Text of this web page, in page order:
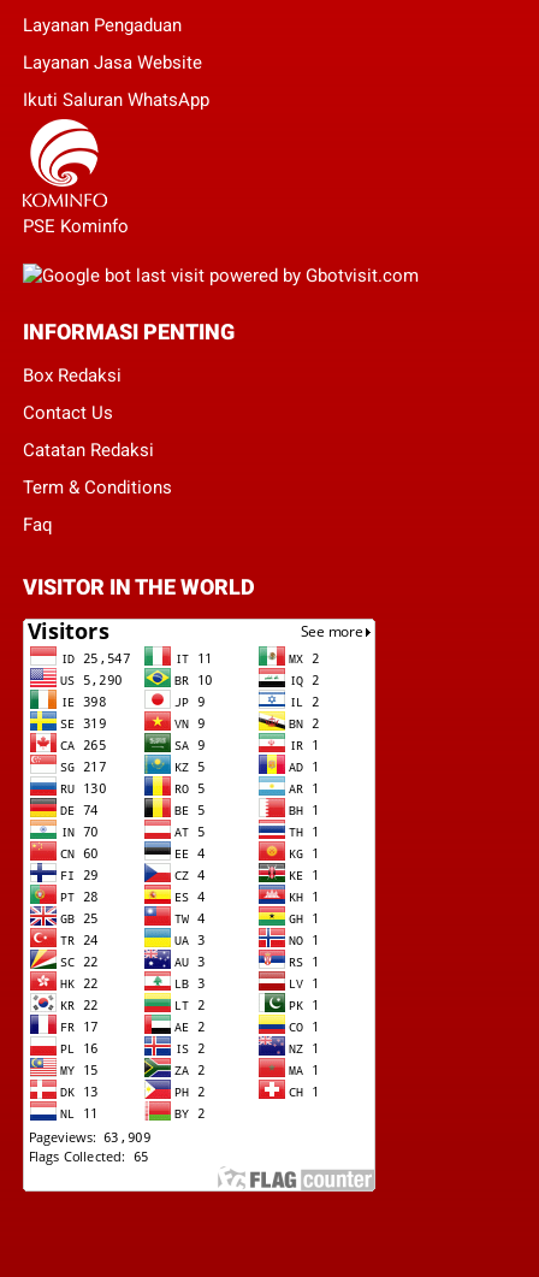
Layanan Pengaduan
Layanan Jasa Website
Ikuti Saluran WhatsApp
PSE Kominfo
INFORMASI PENTING
Box Redaksi
Contact Us
Catatan Redaksi
Term & Conditions
Faq
VISITOR IN THE WORLD